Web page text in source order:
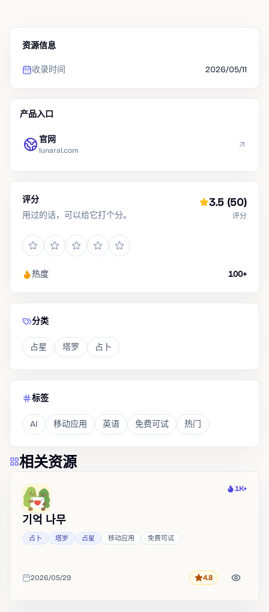
资源信息
收录时间 2026/05/11
产品入口
官网
lunaral.com
评分
用过的话，可以给它打个分。
3.5 (50)
评分
热度 100+
分类
占星 塔罗 占卜
标签
AI 移动应用 英语 免费可试 热门
相关资源
热度
1K+
기억 나무
占卜 塔罗 占星 移动应用 免费可试
收录时间
2026/05/29 评分4.8